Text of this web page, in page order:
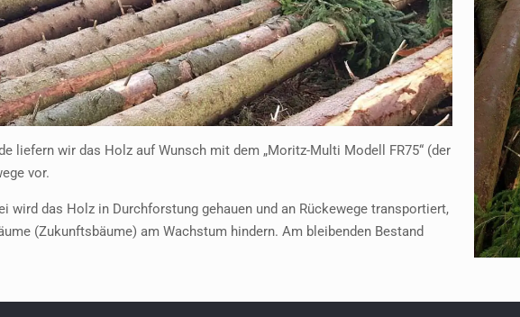
liefern wir das Holz auf Wunsch mit dem „Moritz-Multi Modell FR75“ (der
vor.
wird das Holz in Durchforstung gehauen und an Rückewege transportiert,
(Zukunftsbäume) am Wachstum hindern. Am bleibenden Bestand